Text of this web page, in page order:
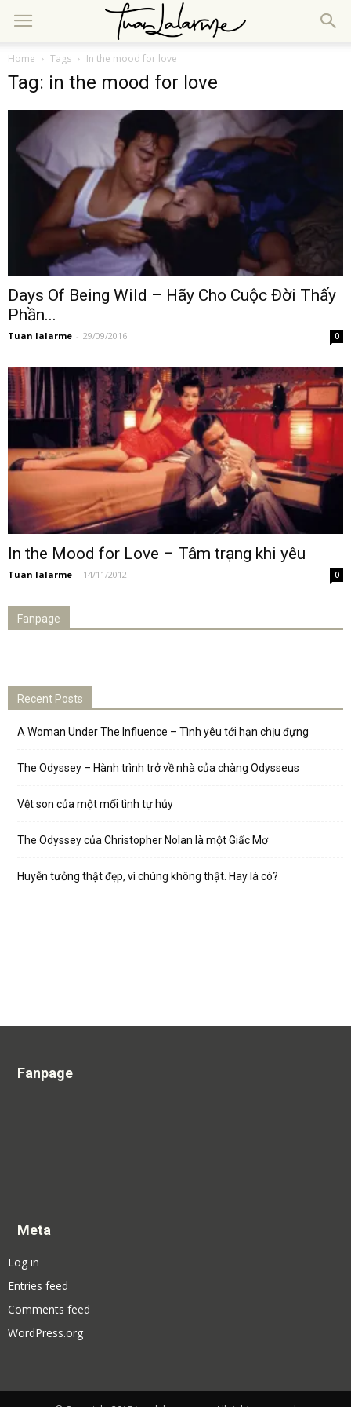
Home Tags In the mood for love
Tag: in the mood for love
Days Of Being Wild – Hãy Cho Cuộc Đời Thấy
Phần...
Tuan lalarme - 29/09/2016 0
In the Mood for Love – Tâm trạng khi yêu
Tuan lalarme - 14/11/2012 0
Fanpage
Recent Posts
A Woman Under The Influence – Tình yêu tới hạn chịu đựng
The Odyssey – Hành trình trở về nhà của chàng Odysseus
Vệt son của một mối tình tự hủy
The Odyssey của Christopher Nolan là một Giấc Mơ
Huyễn tưởng thật đẹp, vì chúng không thật. Hay là có?
Fanpage
Meta
Log in
Entries feed
Comments feed
WordPress.org